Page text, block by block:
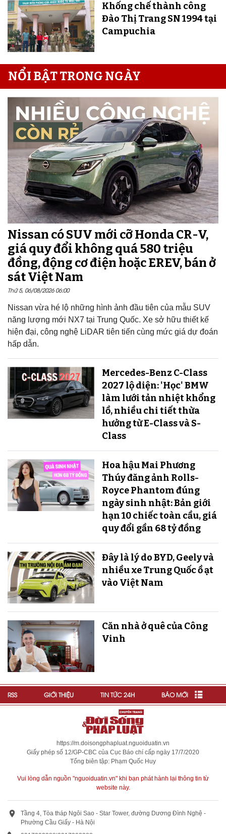
Khống chế thành công
Đào Thị Trang SN 1994 tại
Campuchia
NỔI BẬT TRONG NGÀY
Nissan có SUV mới cỡ Honda CR-V,
giá quy đổi không quá 580 triệu
đồng, động cơ điện hoặc EREV, bán ở
sát Việt Nam
Thứ 5, 06/08/2026 06:00
Nissan vừa hé lộ những hình ảnh đầu tiên của mẫu SUV
năng lượng mới NX7 tại Trung Quốc. Xe sở hữu thiết kế
hiện đại, công nghệ LiDAR tiên tiến cùng mức giá dự đoán
hấp dẫn.
Mercedes-Benz C-Class
2027 lộ diện: 'Học' BMW
làm lưới tản nhiệt khổng
lồ, nhiều chi tiết thừa
hưởng từ E-Class và S-
Class
Hoa hậu Mai Phương
Thúy đăng ảnh Rolls-
Royce Phantom đúng
ngày sinh nhật: Bản giới
hạn 10 chiếc toàn cầu, giá
quy đổi gần 68 tỷ đồng
Đây là lý do BYD, Geely và
nhiều xe Trung Quốc ồ ạt
vào Việt Nam
Căn nhà ở quê của Công
Vinh
RSS GIỚI THIỆU TIN TỨC 24H BÁO MỚI
https://m.doisongphapluat.nguoiduatin.vn
Giấy phép số 12/GP-CBC của Cục Báo chí cấp ngày 17/7/2020
Tổng biên tập: Phạm Quốc Huy
Vui lòng dẫn nguồn "nguoiduatin.vn" khi bạn phát hành lại thông tin từ
website này.
Tầng 4, Tòa tháp Ngôi Sao - Star Tower, đường Dương Đình Nghệ -
Phường Cầu Giấy - Hà Nội